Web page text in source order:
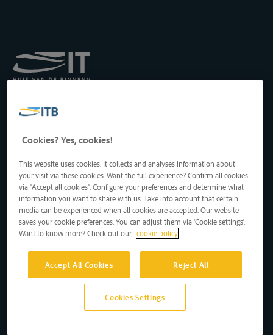
Transport by Inland
Drukpersstraat 19
1000 Brussels, Belgium
Tel: +32 2 217 09 67
http://www.itb-info.be
itb-info@itb-info.be
Copyright © 2024 vzw ITB asbl • Alle rechten voorbehouden
Cookies? Yes, cookies!
This website uses cookies. It collects and analyses information about
your visit via these cookies. Want the full experience? Confirm all cookies
via "Accept all cookies". Configure your preferences and determine what
information you want to share with us. Take into account that certain
media can be experienced when all cookies are accepted. Our website
saves your cookie preferences. You can adjust them via 'Cookie settings'.
Want to know more? Check out our cookie policy
Accept All Cookies Reject All
Cookies Settings